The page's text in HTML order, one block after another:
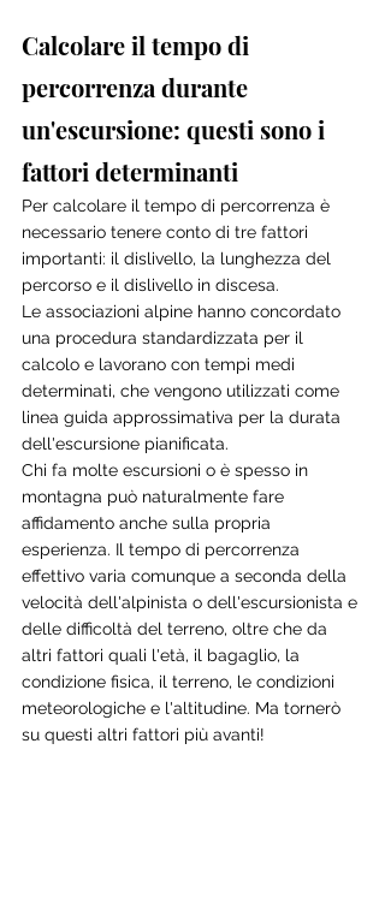
Calcolare il tempo di
percorrenza durante
un'escursione: questi sono i
fattori determinanti
Per calcolare il tempo di percorrenza è
necessario tenere conto di tre fattori
importanti: il dislivello, la lunghezza del
percorso e il dislivello in discesa.
Le associazioni alpine hanno concordato
una procedura standardizzata per il
calcolo e lavorano con tempi medi
determinati, che vengono utilizzati come
linea guida approssimativa per la durata
dell'escursione pianificata.
Chi fa molte escursioni o è spesso in
montagna può naturalmente fare
affidamento anche sulla propria
esperienza. Il tempo di percorrenza
effettivo varia comunque a seconda della
velocità dell'alpinista o dell'escursionista e
delle difficoltà del terreno, oltre che da
altri fattori quali l'età, il bagaglio, la
condizione fisica, il terreno, le condizioni
meteorologiche e l'altitudine. Ma tornerò
su questi altri fattori più avanti!